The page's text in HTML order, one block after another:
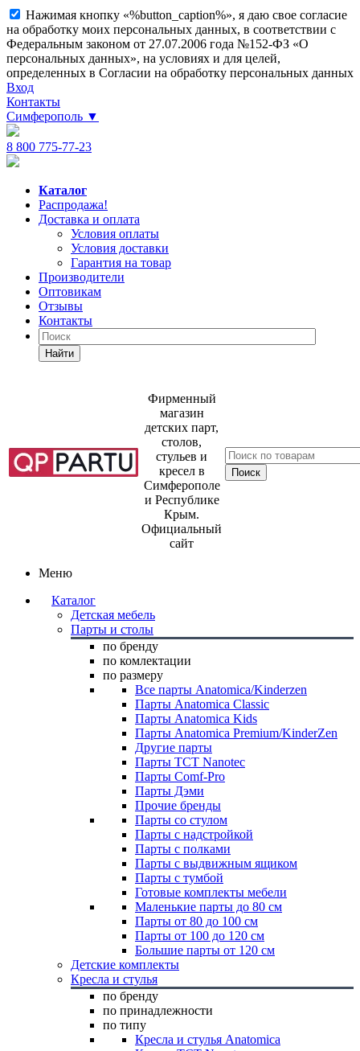
Нажимая кнопку «%button_caption%», я даю свое согласие
на обработку моих персональных данных, в соответствии с
Федеральным законом от 27.07.2006 года №152-ФЗ «О
персональных данных», на условиях и для целей,
определенных в Согласии на обработку персональных данных
Вход
Контакты
Симферополь ▼
8 800 775-77-23
Каталог
Распродажа!
Доставка и оплата
Условия оплаты
Условия доставки
Гарантия на товар
Производители
Оптовикам
Отзывы
Контакты
Найти
Фирменный
магазин
детских парт,
столов,
стульев и
кресел в
Симферополе
и Республике
Крым.
Официальный
сайт
Меню
Каталог
Детская мебель
Парты и столы
по бренду
по комлектации
по размеру
Все парты Anatomica/Kinderzen
Парты Anatomica Classic
Парты Anatomica Kids
Парты Anatomica Premium/KinderZen
Другие парты
Парты TCT Nanotec
Парты Comf-Pro
Парты Дэми
Прочие бренды
Парты со стулом
Парты с надстройкой
Парты с полками
Парты с выдвижным ящиком
Парты с тумбой
Готовые комплекты мебели
Маленькие парты до 80 см
Парты от 80 до 100 см
Парты от 100 до 120 см
Большие парты от 120 см
Детские комплекты
Кресла и стулья
по бренду
по принадлежности
по типу
Кресла и стулья Anatomica